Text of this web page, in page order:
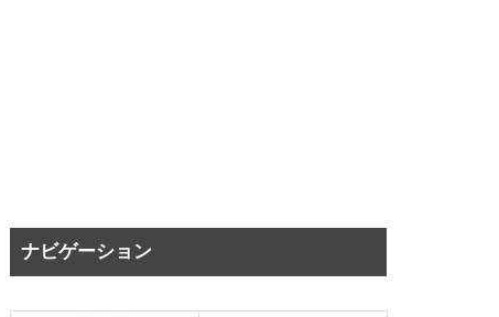
ナビゲーション